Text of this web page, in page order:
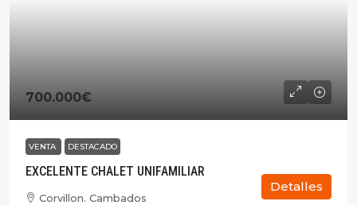
700.000€
VENTA DESTACADO
EXCELENTE CHALET UNIFAMILIAR
Corvillon. Cambados
Detalles